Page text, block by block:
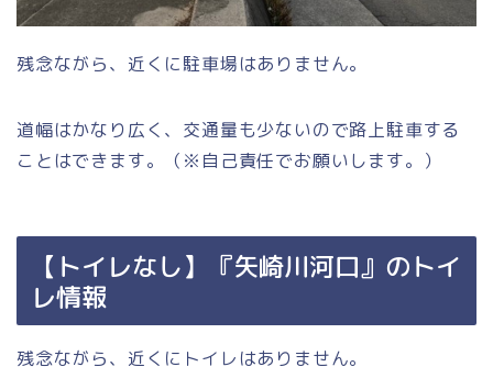
残念ながら、近くに駐車場はありません。
道幅はかなり広く、交通量も少ないので路上駐車する
ことはできます。（※自己責任でお願いします。）
【トイレなし】『矢崎川河口』のトイ
レ情報
残念ながら、近くにトイレはありません。